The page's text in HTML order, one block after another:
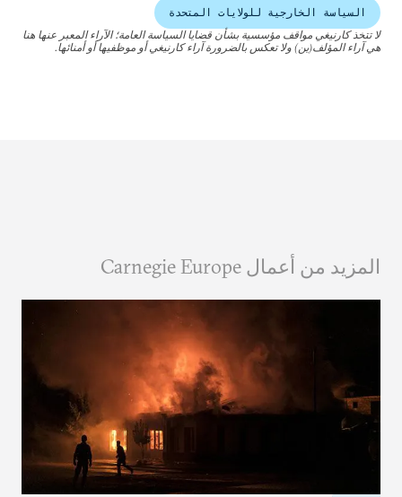
السياسة الخارجية للولايات المتحدة
لا تتخذ كارنيغي مواقف مؤسسية بشأن قضايا السياسة العامة؛ الآراء المعبر عنها هنا
هي آراء المؤلف(ين) ولا تعكس بالضرورة آراء كارنيغي أو موظفيها أو أمنائها.
المزيد من أعمال Carnegie Europe